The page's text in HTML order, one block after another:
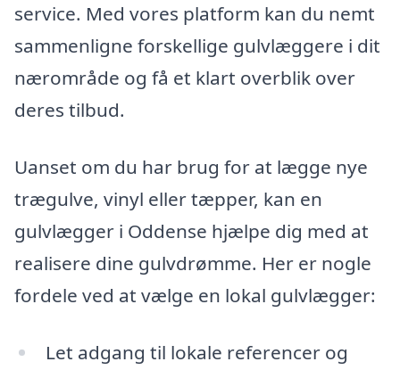
service. Med vores platform kan du nemt
sammenligne forskellige gulvlæggere i dit
nærområde og få et klart overblik over
deres tilbud.
Uanset om du har brug for at lægge nye
trægulve, vinyl eller tæpper, kan en
gulvlægger i Oddense hjælpe dig med at
realisere dine gulvdrømme. Her er nogle
fordele ved at vælge en lokal gulvlægger:
Let adgang til lokale referencer og